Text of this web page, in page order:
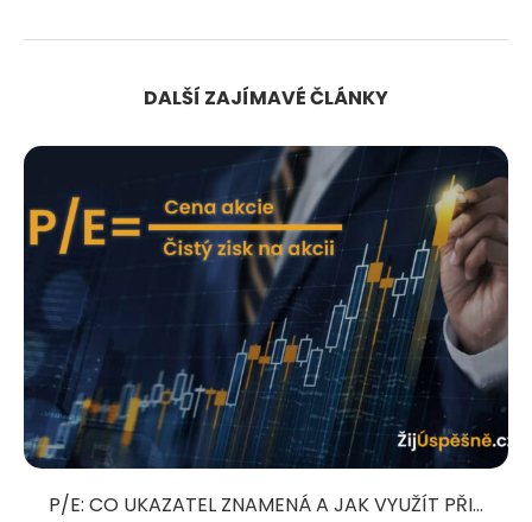
DALŠÍ ZAJÍMAVÉ ČLÁNKY
P/E: CO UKAZATEL ZNAMENÁ A JAK VYUŽÍT PŘI...